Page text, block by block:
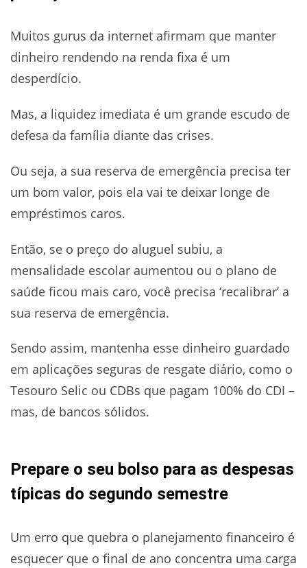
Muitos gurus da internet afirmam que manter
dinheiro rendendo na renda fixa é um
desperdício.
Mas, a liquidez imediata é um grande escudo de
defesa da família diante das crises.
Ou seja, a sua reserva de emergência precisa ter
um bom valor, pois ela vai te deixar longe de
empréstimos caros.
Então, se o preço do aluguel subiu, a
mensalidade escolar aumentou ou o plano de
saúde ficou mais caro, você precisa ‘recalibrar’ a
sua reserva de emergência.
Sendo assim, mantenha esse dinheiro guardado
em aplicações seguras de resgate diário, como o
Tesouro Selic ou CDBs que pagam 100% do CDI –
mas, de bancos sólidos.
Prepare o seu bolso para as despesas
típicas do segundo semestre
Um erro que quebra o planejamento financeiro é
esquecer que o final de ano concentra uma carga